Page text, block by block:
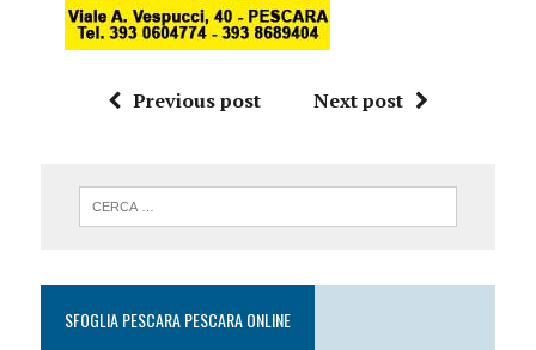
Previous post Next post
SFOGLIA PESCARA PESCARA ONLINE